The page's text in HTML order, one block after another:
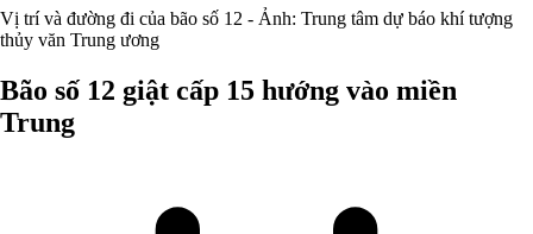
Vị trí và đường đi của bão số 12 - Ảnh: Trung tâm dự báo khí tượng
thủy văn Trung ương
Bão số 12 giật cấp 15 hướng vào miền
Trung